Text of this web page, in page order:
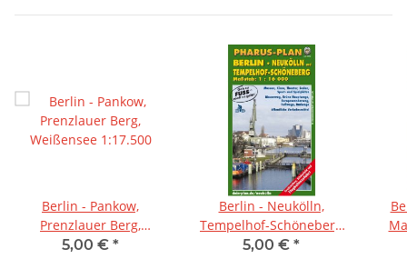
Berlin - Pankow,
Prenzlauer Berg,
Weißensee 1:17.500
5,00 € *
Berlin - Neukölln,
Tempelhof-Schöneberg
1:16.000
5,00 € *